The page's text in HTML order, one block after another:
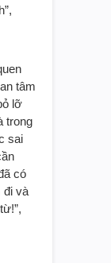
tâm
lỡ
trong
sai
có
đi và